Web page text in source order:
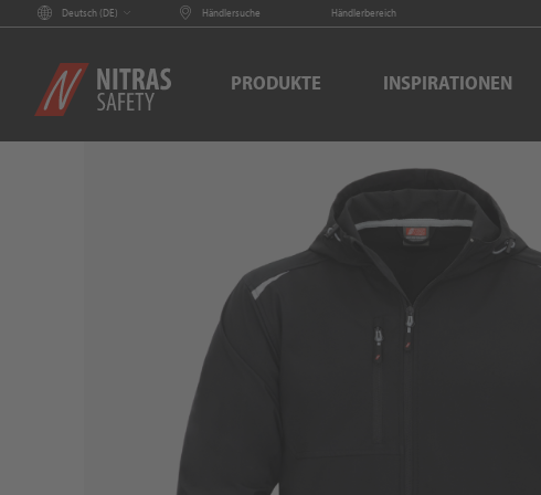
Deutsch (DE) Händlersuche Händlerbereich
PRODUKTE INSPIRATIONEN